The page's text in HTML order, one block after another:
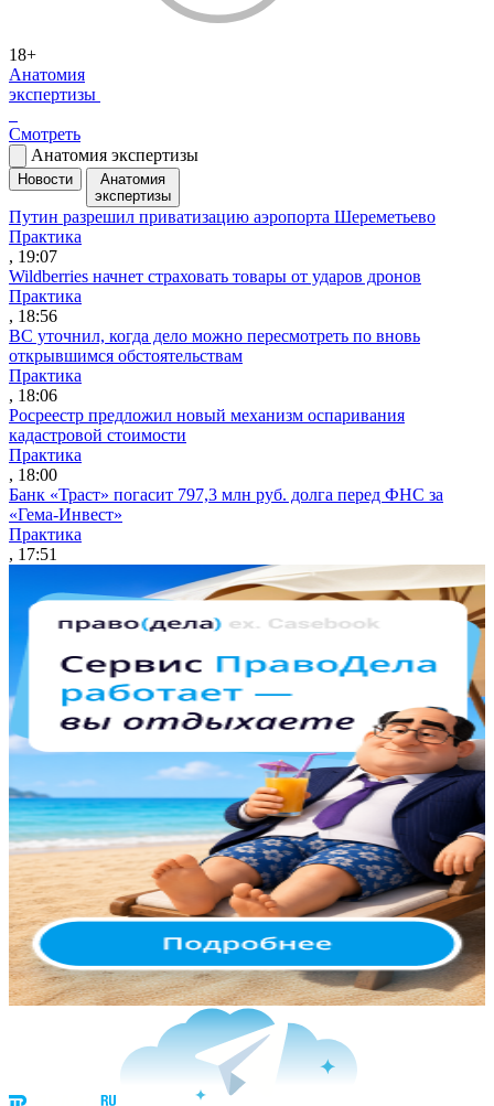
18+
Анатомия
экспертизы
Смотреть
Анатомия экспертизы
Новости
Анатомия
экспертизы
Путин разрешил приватизацию аэропорта Шереметьево
Практика
, 19:07
Wildberries начнет страховать товары от ударов дронов
Практика
, 18:56
ВС уточнил, когда дело можно пересмотреть по вновь
открывшимся обстоятельствам
Практика
, 18:06
Росреестр предложил новый механизм оспаривания
кадастровой стоимости
Практика
, 18:00
Банк «Траст» погасит 797,3 млн руб. долга перед ФНС за
«Гема-Инвест»
Практика
, 17:51